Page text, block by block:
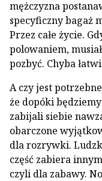
mężczyzna
specyficzny bagaż
Przez całe życie.
polowaniem,
pozbyć. Chyba
A czy jest
że dopóki
zabijali siebie
obarczone
dla rozrywki.
część zabiera
czyli dla zabawy.